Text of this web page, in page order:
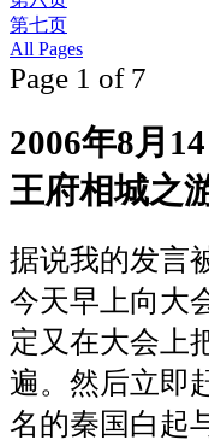
第七页
All Pages
Page 1 of 7
2006年8月
王府相城之
据说我的发言
今天早上向大
定又在大会上
遍。然后立即
名的秦国白起